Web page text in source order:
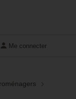
Me connecter